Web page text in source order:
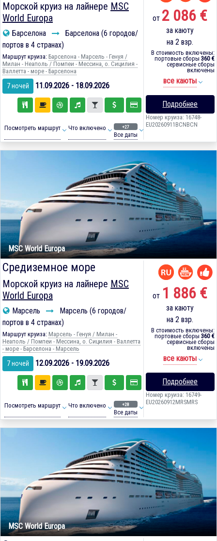
Морской круиз на лайнере MSC
World Europa
Барселона
Барселона (6 городов/
портов в 4 странах)
Маршрут круиза: Барселона - Марсель - Генуя /
Милан - Неаполь / Помпеи - Мессина, о. Сицилия -
Валлетта - море - Барселона
7 ночей 11.09.2026 - 18.09.2026
Посмотреть маршрут Что включено +27
Все даты
от 2 086 €
за каюту
на 2 взр.
В стоимость включены:
портовые сборы 360 €
сервисные сборы
включены
все каюты
Подробнее
Номер круиза: 16748-
EU20260911BCNBCN
MSC World Europa
Средиземное море
Морской круиз на лайнере MSC
World Europa
Марсель
Марсель (6 городов/
портов в 4 странах)
Маршрут круиза: Марсель - Генуя / Милан -
Неаполь / Помпеи - Мессина, о. Сицилия - Валлетта
- море - Барселона - Марсель
7 ночей 12.09.2026 - 19.09.2026
Посмотреть маршрут Что включено +28
Все даты
от 1 886 €
за каюту
на 2 взр.
В стоимость включены:
портовые сборы 360 €
сервисные сборы
включены
все каюты
Подробнее
Номер круиза: 16749-
EU20260912MRSMRS
MSC World Europa